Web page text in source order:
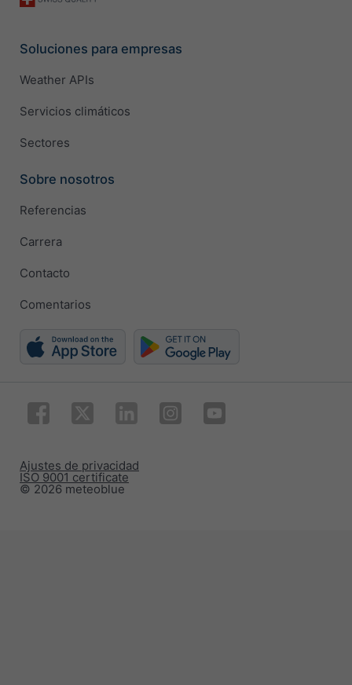
Soluciones para empresas
Weather APIs
Servicios climáticos
Sectores
Sobre nosotros
Referencias
Carrera
Contacto
Comentarios
© 2026 meteoblue
ISO 9001 certificate
Ajustes de privacidad